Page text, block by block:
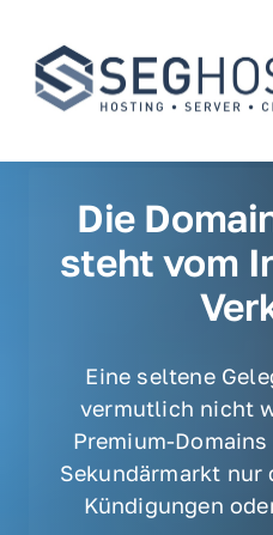
Die
steht vom
Eine seltene
vermutlich nicht
Premium-
Sekundärmarkt nur
Kündigungen